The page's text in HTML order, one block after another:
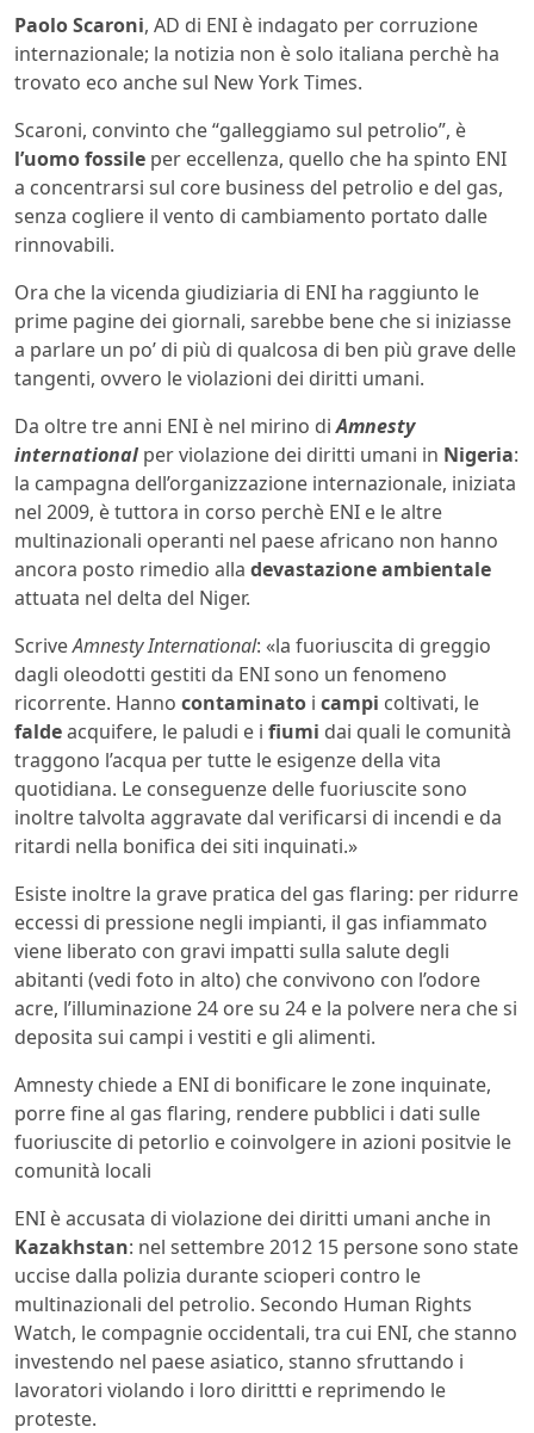
Paolo Scaroni, AD di ENI è indagato per corruzione
internazionale; la notizia non è solo italiana perchè ha
trovato eco anche sul New York Times.
Scaroni, convinto che “galleggiamo sul petrolio”, è
l’uomo fossile per eccellenza, quello che ha spinto ENI
a concentrarsi sul core business del petrolio e del gas,
senza cogliere il vento di cambiamento portato dalle
rinnovabili.
Ora che la vicenda giudiziaria di ENI ha raggiunto le
prime pagine dei giornali, sarebbe bene che si iniziasse
a parlare un po’ di più di qualcosa di ben più grave delle
tangenti, ovvero le violazioni dei diritti umani.
Da oltre tre anni ENI è nel mirino diAmnesty
international per violazione dei diritti umani in Nigeria:
la campagna dell’organizzazione internazionale, iniziata
nel 2009, è tuttora in corso perchè ENI e le altre
multinazionali operanti nel paese africano non hanno
ancora posto rimedio alla devastazione ambientale
attuata nel delta del Niger.
ScriveAmnesty International: «la fuoriuscita di greggio
dagli oleodotti gestiti da ENI sono un fenomeno
ricorrente. Hanno contaminato i campi coltivati, le
faldeacquifere, le paludi e i fiumi dai quali le comunità
traggono l’acqua per tutte le esigenze della vita
quotidiana. Le conseguenze delle fuoriuscite sono
inoltre talvolta aggravate dal verificarsi di incendi e da
ritardi nella bonifica dei siti inquinati.»
Esiste inoltre la grave pratica del gas flaring: per ridurre
eccessi di pressione negli impianti, il gas infiammato
viene liberato con gravi impatti sulla salute degli
abitanti (vedi foto in alto) che convivono con l’odore
acre, l’illuminazione 24 ore su 24 e la polvere nera che si
deposita sui campi i vestiti e gli alimenti.
Amnesty chiede a ENI di bonificare le zone inquinate,
porre fine al gas flaring, rendere pubblici i dati sulle
fuoriuscite di petorlio e coinvolgere in azioni positvie le
comunità locali
ENI è accusata di violazione dei diritti umani anche in
Kazakhstan: nel settembre 2012 15 persone sono state
uccise dalla polizia durante scioperi contro le
multinazionali del petrolio. Secondo Human Rights
Watch, le compagnie occidentali, tra cui ENI, che stanno
investendo nel paese asiatico, stanno sfruttando i
lavoratori violando i loro dirittti e reprimendo le
proteste.